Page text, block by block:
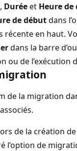
, Duréeet Heure de
de débutdans
récente en haut.
dans la barre
ou de l’exécution
de la migration
de la création
l’option de